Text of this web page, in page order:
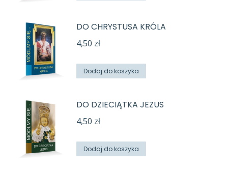
DO CHRYSTUSA KRÓLA
4,50 zł
Dodaj do koszyka
DO DZIECIĄTKA JEZUS
4,50 zł
Dodaj do koszyka